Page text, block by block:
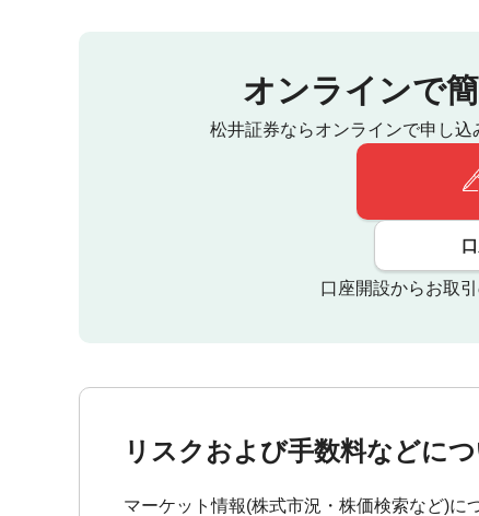
オンラインで簡
松井証券ならオンラインで申し込
口座開設からお取
リスクおよび手数料などに
マーケット情報(株式市況・株価検索など)に